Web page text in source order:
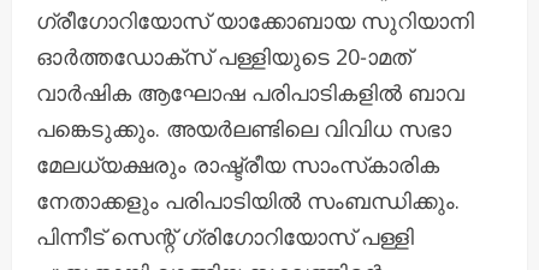
ഗ്രീഗോറിയോസ് യാക്കോബായ സുറിയാനി
ഓർത്തഡോക്സ് പള്ളിയുടെ 20-ാമത്
വാര്‍ഷിക ആഘോഷ പരിപാടികളില്‍ ബാവ
പങ്കെടുക്കും. അയര്‍ലണ്ടിലെ വിവിധ സഭാ
മേലധ്യക്ഷരും രാഷ്ട്രീയ സാംസ്‌കാരിക
നേതാക്കളും പരിപാടിയില്‍ സംബന്ധിക്കും.
പിന്നീട് സെന്റ് ഗ്രിഗോറിയോസ് പള്ളി